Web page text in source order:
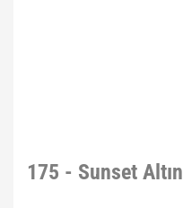
175 - Sunset Altın